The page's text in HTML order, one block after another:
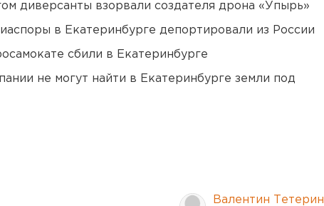
диверсанты взорвали создателя дрона «Упырь»
в Екатеринбурге депортировали из России
сбили в Екатеринбурге
не могут найти в Екатеринбурге земли под
Валентин Тетерин